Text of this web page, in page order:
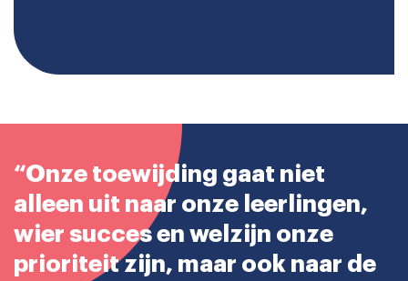
“Onze toewijding gaat niet
alleen uit naar onze leerlingen,
wier succes en welzijn onze
prioriteit zijn, maar ook naar de